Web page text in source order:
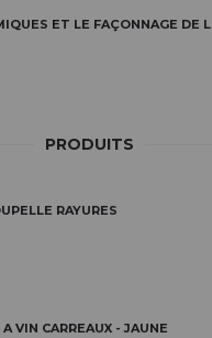
ET LE FAÇONNAGE DE
PRODUITS
RAYURES
VIN CARREAUX - JAUNE